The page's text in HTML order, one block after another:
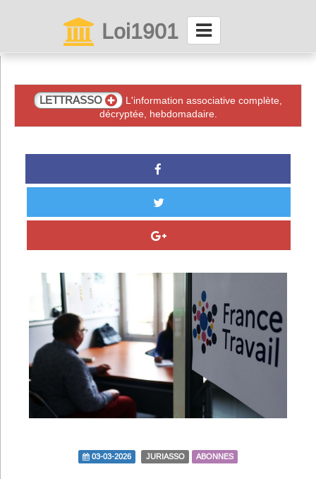
Loi1901
Connexion
Partager
VieAsso
Infos
Divers
Abo Lettrasso
LETTRASSO
L'information associative complète,
décryptée, hebdomadaire.
03-03-2026 JURIASSO ABONNES